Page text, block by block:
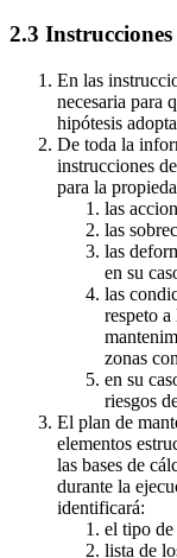
2.3
En las
necesaria para
hipótesis
De toda la
instrucciones
para la
las
las
las
en su
las
respeto
zonas
en su
riesgos
El plan de
elementos
las bases de
durante la
identificará:
el tipo de
lista de